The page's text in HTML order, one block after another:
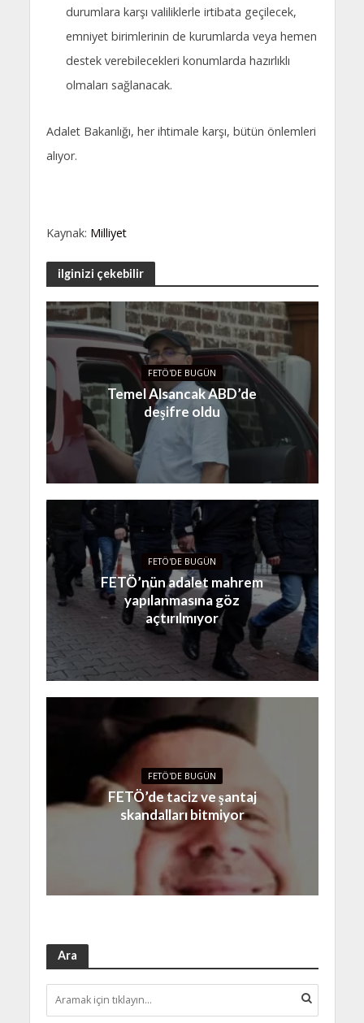
durumlara karşı valiliklerle irtibata geçilecek,
emniyet birimlerinin de kurumlarda veya hemen
destek verebilecekleri konumlarda hazırlıklı
olmaları sağlanacak.
Adalet Bakanlığı, her ihtimale karşı, bütün önlemleri
alıyor.
Kaynak: Milliyet
ilginizi çekebilir
FETÖ'DE BUGÜN
Temel Alsancak ABD’de
deşifre oldu
FETÖ'DE BUGÜN
FETÖ’nün adalet mahrem
yapılanmasına göz
açtırılmıyor
FETÖ'DE BUGÜN
FETÖ’de taciz ve şantaj
skandalları bitmiyor
Ara